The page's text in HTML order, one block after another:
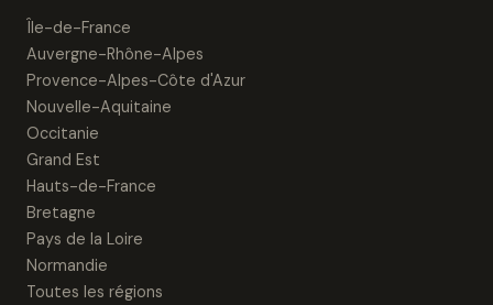
Île-de-France
Auvergne-Rhône-Alpes
Provence-Alpes-Côte d'Azur
Nouvelle-Aquitaine
Occitanie
Grand Est
Hauts-de-France
Bretagne
Pays de la Loire
Normandie
Toutes les régions